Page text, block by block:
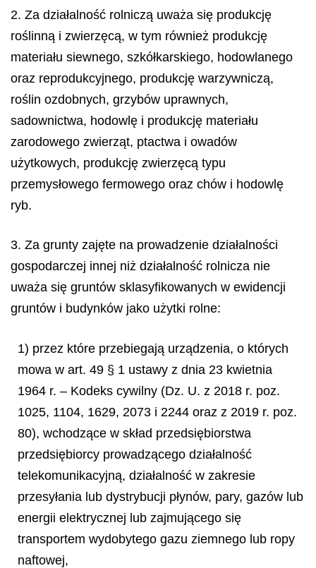
2. Za działalność rolniczą uważa się produkcję
roślinną i zwierzęcą, w tym również produkcję
materiału siewnego, szkółkarskiego, hodowlanego
oraz reprodukcyjnego, produkcję warzywniczą,
roślin ozdobnych, grzybów uprawnych,
sadownictwa, hodowlę i produkcję materiału
zarodowego zwierząt, ptactwa i owadów
użytkowych, produkcję zwierzęcą typu
przemysłowego fermowego oraz chów i hodowlę
ryb.
3. Za grunty zajęte na prowadzenie działalności
gospodarczej innej niż działalność rolnicza nie
uważa się gruntów sklasyfikowanych w ewidencji
gruntów i budynków jako użytki rolne:
1) przez które przebiegają urządzenia, o których
mowa w art. 49 § 1 ustawy z dnia 23 kwietnia
1964 r. – Kodeks cywilny (Dz. U. z 2018 r. poz.
1025, 1104, 1629, 2073 i 2244 oraz z 2019 r. poz.
80), wchodzące w skład przedsiębiorstwa
przedsiębiorcy prowadzącego działalność
telekomunikacyjną, działalność w zakresie
przesyłania lub dystrybucji płynów, pary, gazów lub
energii elektrycznej lub zajmującego się
transportem wydobytego gazu ziemnego lub ropy
naftowej,